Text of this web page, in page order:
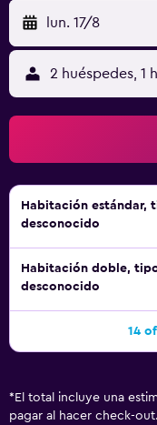
libre. Se pueden
esparcimiento que se
instalaciones o cerca
aplique un recargo).
lun. 17/8
2 huéspedes, 1
Habitación estándar,
desconocido
Habitación doble,
desconocido
14
* El total incluye una
pagar al hacer check-out.